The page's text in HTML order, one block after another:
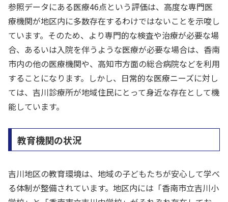
参照データにある医療46点という評価は、高度な専門医
療機関が地区内に多数存在するわけではないことを示唆し
ています。そのため、より専門的な検査や治療が必要な場
合、あるいは入院を伴うような医療が必要な場合は、香南
市内の他の医療機関や、高知市方面の総合病院などを利用
することになります。しかし、日常的な医療ニーズに対し
ては、吉川診療所が地域住民にとって身近な存在として機
能しています。
教育機関の状況
吉川地区の教育環境は、地域の子どもたちが安心して学べ
る体制が整備されています。地区内には「香南市立吉川小